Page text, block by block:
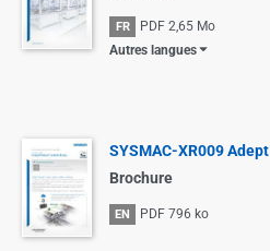
FR PDF 2,65 Mo
Autres langues
SYSMAC-XR009
Brochure
EN PDF 796 ko